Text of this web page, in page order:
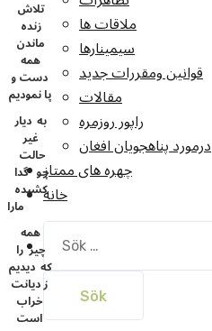
ملاقات ها
سيمينارها
قوانين ومقررات جديد
مقالات
راپور روزمره
درمورد پناهجويان افغان
چهره های ممتاز
خانه
efter:
تلاش
زنده
ماندن
همه
دست و
پا نمودیم
به دیار
غیر
حالت
چو گدا
کشیده
مارا
همه
چیز را
که دیدیم
ز دیانت
خراب
است